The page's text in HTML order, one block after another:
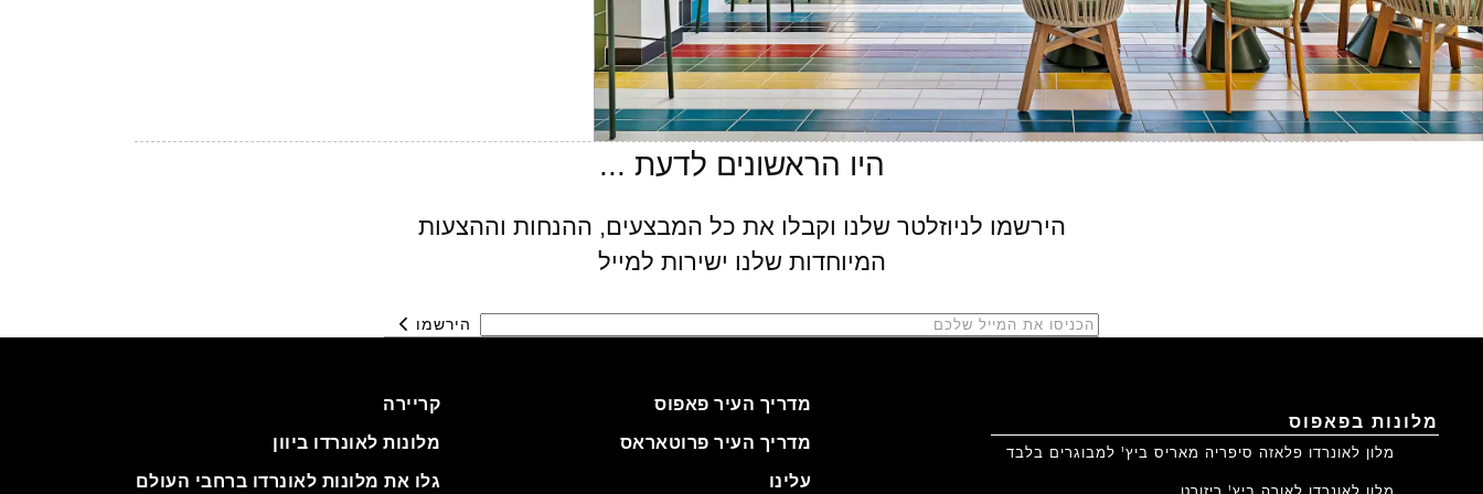
הירשמו לניוזלטר שלנו וקבלו את כל המבצעים, ההנחות וההצעות
המיוחדות שלנו ישירות למייל
הירשמו
מלונות בפאפוס
מלון לאונרדו פלאזה סיפריה מאריס ביץ' למבוגרים בלבד
מדריך העיר פאפוס
מדריך העיר פרוטאראס
עלינו
קריירה
מלונות לאונרדו ביוון
גלו את מלונות לאונרדו ברחבי העולם